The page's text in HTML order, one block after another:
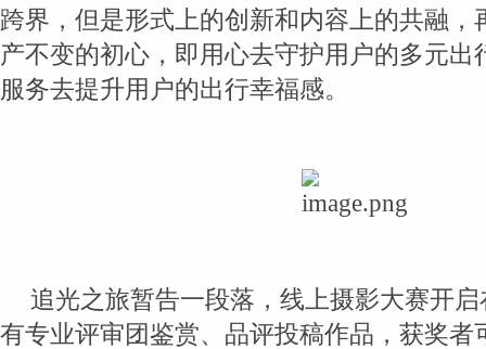
跨界，但是形式上的创新和内容上的共融，
产不变的初心，即用心去守护用户的多元出
服务去提升用户的出行幸福感。
追光之旅暂告一段落，线上摄影大赛开
有专业评审团鉴赏、品评投稿作品，获奖者